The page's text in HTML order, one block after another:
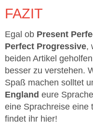
FAZIT
Egal ob Present
Perfect Progressive,
beiden Artikel
besser zu verstehen.
Spaß machen solltet
England eure
eine Sprachreise eine
findet ihr hier!